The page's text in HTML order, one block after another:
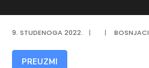
9. STUDENOGA 2022. | | BOSNJACI
PREUZMI